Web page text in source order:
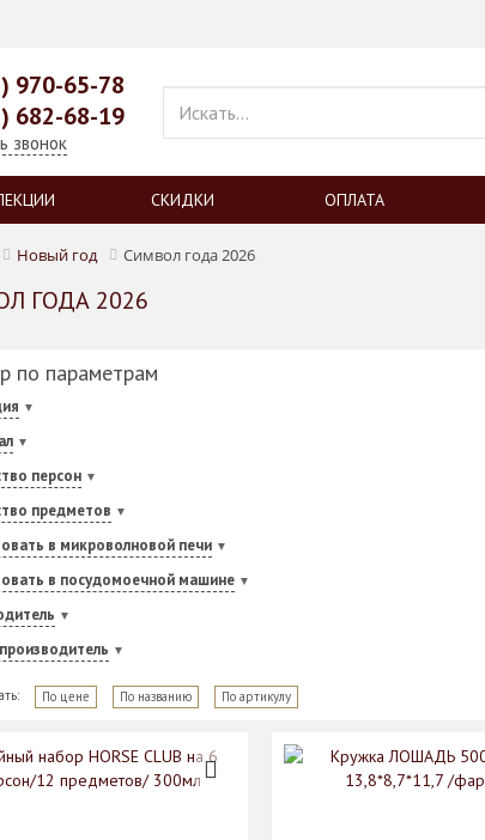
970-65-78
682-68-19
звонок
СКИДКИ ОПЛАТА
Новый год Символ года 2026
ГОДА 2026
по параметрам
персон
предметов
в микроволновой печи
в посудомоечной машине
По цене По названию По артикулу